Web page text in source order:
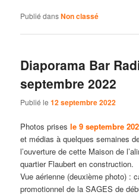
Publié dansNon classé
Diaporama Bar
septembre 2022
Publié le12 septembre 2022
Photos prises le 9 septembre
et médias à quelques semaines
l’ouverture de cette Maison de
quartier Flaubert en construction.
Vue aérienne (deuxième photo) :
promotionnel de la SAGES de